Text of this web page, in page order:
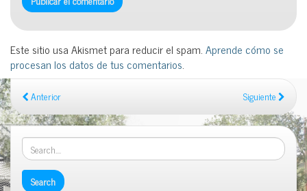
Este sitio usa Akismet para reducir el spam.Aprende cómo se
procesan los datos de tus comentarios.
Anterior Siguiente